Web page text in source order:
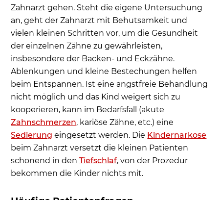
Zahnarzt gehen. Steht die eigene Untersuchung
an, geht der Zahnarzt mit Behutsamkeit und
vielen kleinen Schritten vor, um die Gesundheit
der einzelnen Zähne zu gewährleisten,
insbesondere der Backen- und Eckzähne.
Ablenkungen und kleine Bestechungen helfen
beim Entspannen. Ist eine angstfreie Behandlung
nicht möglich und das Kind weigert sich zu
kooperieren, kann im Bedarfsfall (akute
Zahnschmerzen, kariöse Zähne, etc.) eine
Sedierung eingesetzt werden. Die Kindernarkose
beim Zahnarzt versetzt die kleinen Patienten
schonend in denTiefschlaf, von der Prozedur
bekommen die Kinder nichts mit.